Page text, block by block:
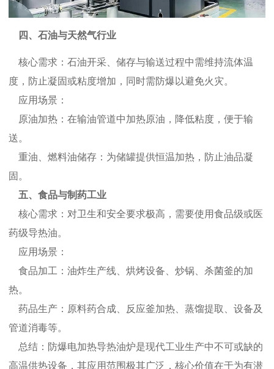
四、石油与天然气行业
核心需求：石油开采、储存与输送过程中需维持流体温
度，防止凝固或粘度增加，同时需防爆以避免火灾。
应用场景：
原油加热：在输油管道中加热原油，降低粘度，便于输
送。
重油、燃料油储存：为储罐提供恒温加热，防止油品凝
固。
五、食品与制药工业
核心需求：对卫生和安全要求极高，需要使用食品级或医
药级导热油。
应用场景：
食品加工：油炸生产线、烘烤设备、炒锅、杀菌釜的加
热。
药品生产：原料药合成、反应釜加热、蒸馏提取、设备及
管道消毒等。
总结：防爆电加热导热油炉是现代工业生产中不可或缺的
高温供热设备，其应用范围极其广泛，核心价值在于为有潜